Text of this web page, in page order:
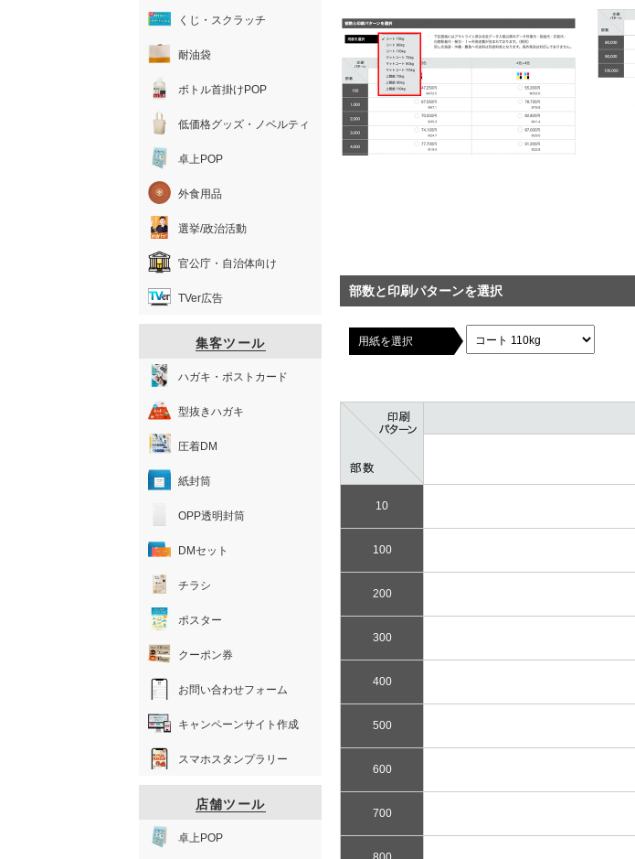
部数と印刷パターンを選択
用紙を選択
10
100
200
300
400
500
600
700
くじ・スクラッチ
耐油袋
ボトル首掛けPOP
低価格グッズ・ノベルティ
卓上POP
外食用品
選挙/政治活動
官公庁・自治体向け
TVer広告
集客ツール
ハガキ・ポストカード
型抜きハガキ
圧着DM
紙封筒
OPP透明封筒
DMセット
チラシ
ポスター
クーポン券
お問い合わせフォーム
キャンペーンサイト作成
スマホスタンプラリー
店舗ツール
卓上POP